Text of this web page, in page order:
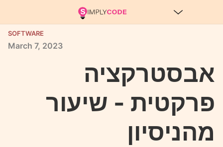
SOFTWARE
March 7, 2023
אבסטרקציה
פרקטית - שיעור
מהניסיון